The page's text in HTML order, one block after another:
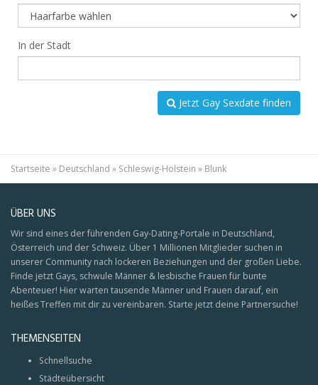
In der Stadt
Jetzt Gay Sexdate finden
Startseite » Deutschland » Schleswig-Holstein » Blunk
ÜBER UNS
Wir sind eines der führenden Gay-Dating-Portale in Deutschland,
Österreich und der Schweiz. Über 1 Millionen Mitglieder suchen in
unserer Community nach lockeren Beziehungen und der großen Liebe.
Finde jetzt Gays, schwule Männer & lesbische Frauen für bunte
Abenteuer! Hier warten tausende Männer und Frauen darauf, ein
heißes Treffen mit dir zu vereinbaren. Starte jetzt deine Partnersuche!
THEMENSEITEN
Schnellsuche
Städteübersicht